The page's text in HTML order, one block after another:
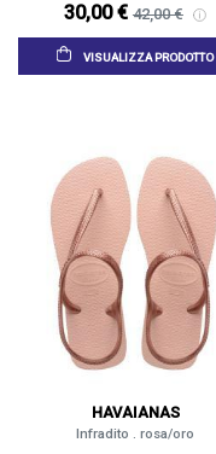
30,00 € 42,00 €
VISUALIZZA PRODOTTO
HAVAIANAS
Infradito . rosa/oro